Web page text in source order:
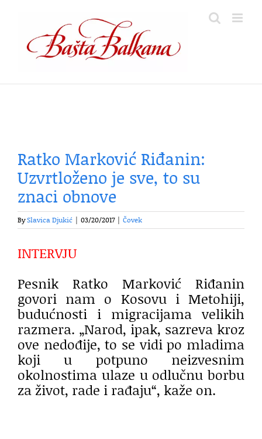
content
Ratko Marković Riđanin:
Uzvrtloženo je sve, to su
znaci obnove
BySlavica Djukić 03/20/2017 Čovek
INTERVJU
Pesnik Ratko Marković Riđanin
govori nam o Kosovu i Metohiji,
budućnosti i migracijama velikih
razmera. „Narod, ipak, sazreva kroz
ove nedođije, to se vidi po mladima
koji u potpuno neizvesnim
okolnostima ulaze u odlučnu borbu
za život, rade i rađaju“, kaže on.